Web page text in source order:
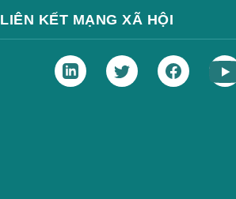
LIÊN KẾT MẠNG XÃ HỘI